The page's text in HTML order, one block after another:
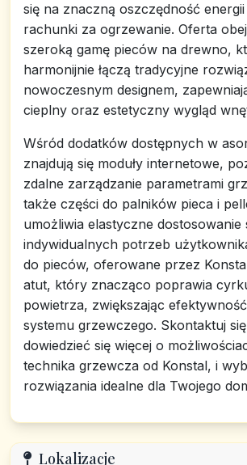
się na znaczną oszczędność
rachunki za ogrzewanie. Oferta
szeroką gamę pieców na drewno,
harmonijnie łączą tradycyjne
nowoczesnym designem,
cieplny oraz estetyczny wygląd
Wśród dodatków dostępnych w
znajdują się moduły internetowe,
zdalne zarządzanie parametrami
także części do palników pieca i
umożliwia elastyczne dostosowanie
indywidualnych potrzeb
do pieców, oferowane przez
atut, który znacząco poprawia
powietrza, zwiększając efektywność
systemu grzewczego. Skontaktuj
dowiedzieć się więcej o
technika grzewcza od Konstal, i
rozwiązania idealne dla Twojego
Lokalizacje